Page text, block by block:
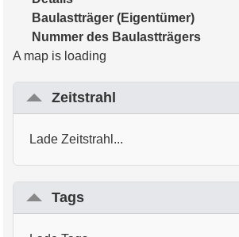
Baulastträger (Eigentümer)
Nummer des Baulastträgers
A map is loading
Zeitstrahl
Lade Zeitstrahl...
Tags